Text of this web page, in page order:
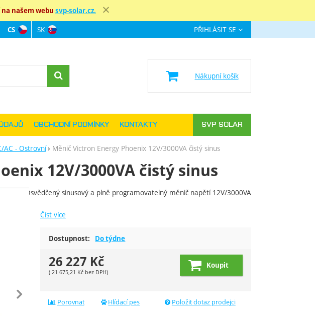
našem webu svp-solar.cz.
AC - Ostrovní Měnič Victron Energy Phoenix 12V/3000VA čistý sinus
12V/3000VA čistý sinus
následující
Osvědčený sinusový a plně programovatelný měnič napětí 12V/3000VA
Číst více
Dostupnost: Do týdne
26 227 Kč
(21 675,21 Kč bez DPH)
Koupit
Porovnat Hlídací pes Položit dotaz prodejci
OBCHODNÍ PODMÍNKY KONTAKTY SVP SOLAR
Jazyková verze
CS SK PŘIHLÁSIT SE
Nákupní košík